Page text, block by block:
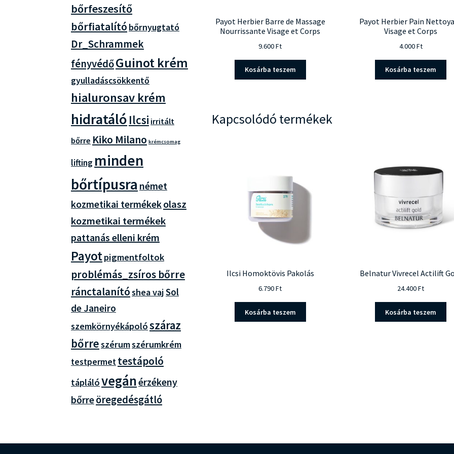
Payot Herbier Barre de Massage
Nourrissante Visage et Corps
9.600Ft
Kosárba teszem
Payot Herbier Pain
Visage et Corps
4.000Ft
Kosárba teszem
Kapcsolódó termékek
Ilcsi Homoktövis Pakolás
6.790Ft
Kosárba teszem
Belnatur Vivrecel Actilift
24.400Ft
Kosárba teszem
bőrfeszesítő
bőrfiatalító bőrnyugtató
Dr_Schrammek
fényvédőGuinot krém
gyulladáscsökkentő
hialuronsav krém
hidratáló Ilcsi irritált
bőrre Kiko Milano krémcsomag
lifting minden
bőrtípusra német
kozmetikai termékekolasz
kozmetikai termékek
pattanás elleni krém
Payotpigmentfoltok
problémás_zsíros bőrre
ránctalanítóshea vajSol
de Janeiro
szemkörnyékápolószáraz
bőrreszérumszérumkrém
testpermettestápoló
táplálóvegánérzékeny
bőrreöregedésgátló